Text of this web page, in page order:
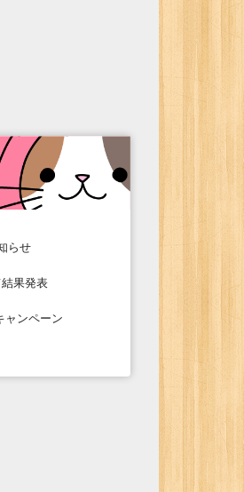
らせ
果発表
ャンペーン